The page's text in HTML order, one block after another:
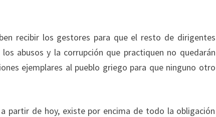
recibir los gestores para que el resto de dirigentes
abusos y la corrupción que practiquen no quedarán
ejemplares al pueblo griego para que ninguno otro
partir de hoy, existe por encima de todo la obligación